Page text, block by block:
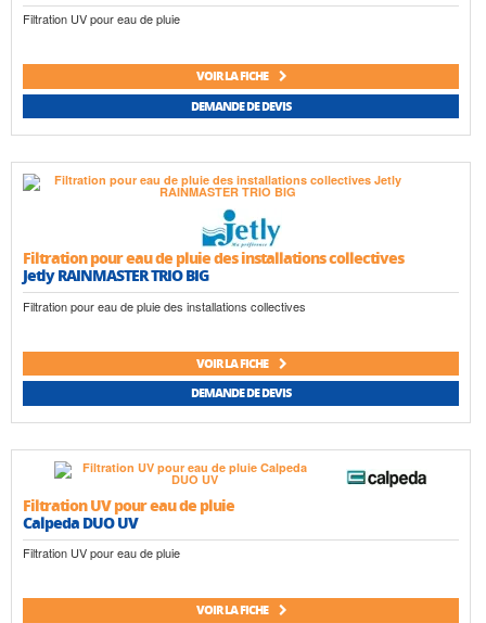
Filtration UV pour eau de pluie
VOIR LA FICHE
DEMANDE DE DEVIS
Filtration pour eau de pluie des installations collectives
Jetly RAINMASTER TRIO BIG
Filtration pour eau de pluie des installations collectives
VOIR LA FICHE
DEMANDE DE DEVIS
Filtration UV pour eau de pluie
Calpeda DUO UV
Filtration UV pour eau de pluie
VOIR LA FICHE